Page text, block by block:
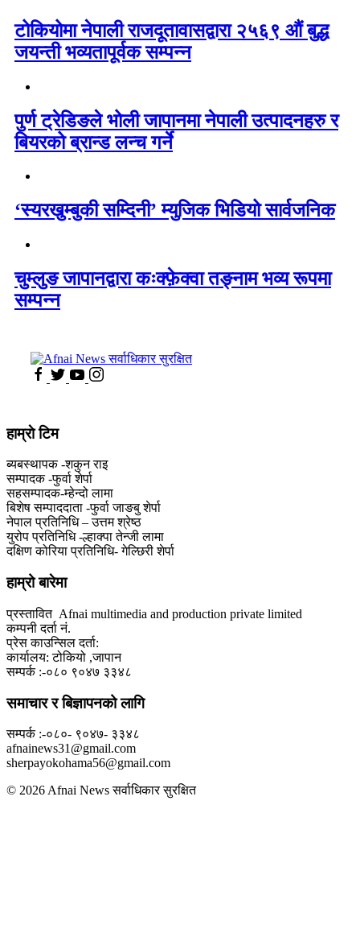
टोकियोमा नेपाली राजदूतावासद्वारा २५६९ औं बुद्ध
जयन्ती भव्यतापूर्वक सम्पन्न
पुर्ण ट्रेडिङले भोली जापानमा नेपाली उत्पादनहरु र
बियरको ब्रान्ड लन्च गर्ने
‘स्यरखुम्बुकी सम्दिनी’ म्युजिक भिडियो सार्वजनिक
चुम्लुङ जापानद्वारा कःक्फ़ेक्वा तङ्नाम भव्य रूपमा
सम्पन्न
हाम्राे टिम
ब्यबस्थापक -शकुन राइ
सम्पादक -फुर्वा शेर्पा
सहसम्पादक-म्हेन्दो लामा
‍बिशेष सम्पाददाता -फुर्वा जा‌ङबु शेर्पा
नेपाल प्रतिनिधि – उत्तम श्रेष्ठ
युरोप प्रतिनिधि -ल्हाक्पा तेन्जी लामा
दक्षिण कोरिया प्रतिनिधि- गेल्छिरी शेर्पा
हाम्रो बारेमा
प्रस्तावित Afnai multimedia and production private limited
कम्पनी दर्ता नं.
प्रेस काउन्सिल दर्ता:
कार्यालय: टोकियो ,जापान
सम्पर्क :-०८० ९०४७ ३३४८
समाचार र बिज्ञापनको लागि
सम्पर्क :-०८०- ९०४७- ३३४८
afnainews31@gmail.com
sherpayokohama56@gmail.com
© 2026 Afnai News सर्वाधिकार सुरक्षित